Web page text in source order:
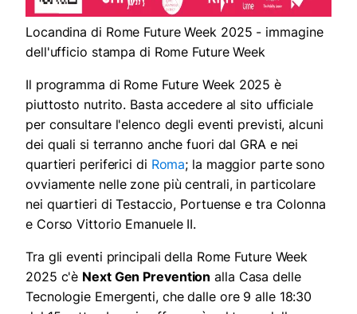
Locandina di Rome Future Week 2025 - immagine
dell'ufficio stampa di Rome Future Week
Il programma di Rome Future Week 2025 è
piuttosto nutrito. Basta accedere al sito ufficiale
per consultare l'elenco degli eventi previsti, alcuni
dei quali si terranno anche fuori dal GRA e nei
quartieri periferici di Roma; la maggior parte sono
ovviamente nelle zone più centrali, in particolare
nei quartieri di Testaccio, Portuense e tra Colonna
e Corso Vittorio Emanuele II.
Tra gli eventi principali della Rome Future Week
2025 c'è Next Gen Prevention alla Casa delle
Tecnologie Emergenti, che dalle ore 9 alle 18:30